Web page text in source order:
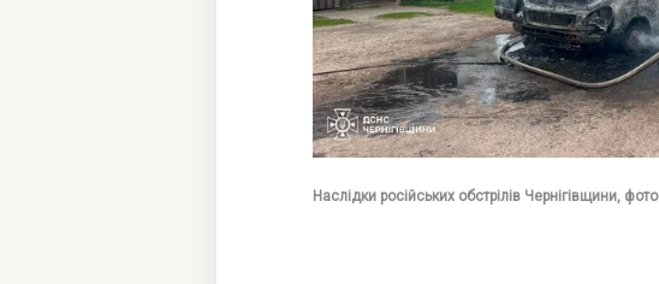
Наслідки російських обстрілів Чернігівщини,